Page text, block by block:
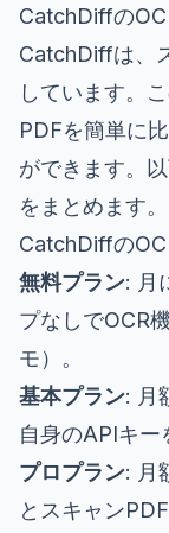
CatchDiffの
CatchDiffは、
しています。
PDFを簡単に
ができます。
をまとめます。
CatchDiffの
無料プラン: 月
プなしでOCR
モ）。
基本プラン: 月
自身のAPIキー
プロプラン: 月
とスキャン